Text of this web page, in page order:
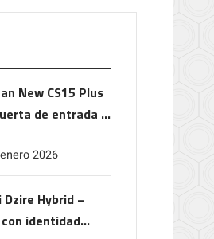
New CS15 Plus
de entrada a
2026
Dzire Hybrid –
identidad